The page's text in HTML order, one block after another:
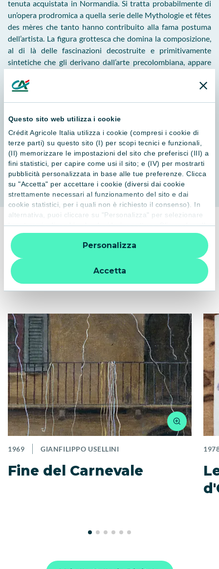
Questo sito web utilizza i cookie
Crédit Agricole Italia utilizza i cookie (compresi i cookie di
terze parti) su questo sito (I) per scopi tecnici e funzionali,
(II) memorizzare le impostazioni del sito che preferisci (III) a
fini statistici, per capire come usi il sito; e (IV) per mostrarti
pubblicità personalizzata in base alle tue preferenze. Clicca
su "Accetta" per accettare i cookie (diversi dai cookie
strettamente necessari al funzionamento del sito e dai
cookie statistici, per i quali non è richiesto il consenso). In
alternativa, puoi cliccare su "Personalizza" per selezionare
le categorie di cookie che desideri accettare. Cliccando sulla
“X” le impostazioni predefinite vengono lasciate invariate e
quindi la navigazione può continuare senza cookie o altri
strumenti di tracciamento diversi da quelli tecnici. Per
ulteriori informazioni:
informativa privacy
Accetta
Personalizza
tenuta acquistata in Normandia. Si tratta probabilmente di
un’opera prodromica a quella serie delle Mythologie et fêtes
des mères che tanto hanno contribuito alla fama postuma
dell’artista. La figura grottesca che domina la composizione,
al di là delle fascinazioni decostruite e primitivamente
sintetiche che gli derivano dall’arte precolombiana, appare
un’improbabile compenetrazione dei generi maschile e
fine degli anni Quaranta, si può notare l’influenza di Paul
Klee, generalmente trascurata dalla critica. Eppure
l’immediatezza espressiva delle figure e la geometrizzazione
degli ambienti cromatici ottenuta attraverso sottili variazioni
ton sur ton lasciano pochi dubbi su un raffinamento della sua
pittura, che risente del controllatissimo metodo compositivo
messo a punto dall’artista elvetico.
1969 GIANFILIPPO USELLINI
Fine del Carnevale